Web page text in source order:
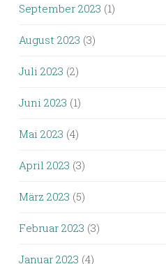
September 2023 (1)
August 2023 (3)
Juli 2023 (2)
Juni 2023 (1)
Mai 2023 (4)
April 2023 (3)
März 2023 (5)
Februar 2023 (3)
Januar 2023 (4)